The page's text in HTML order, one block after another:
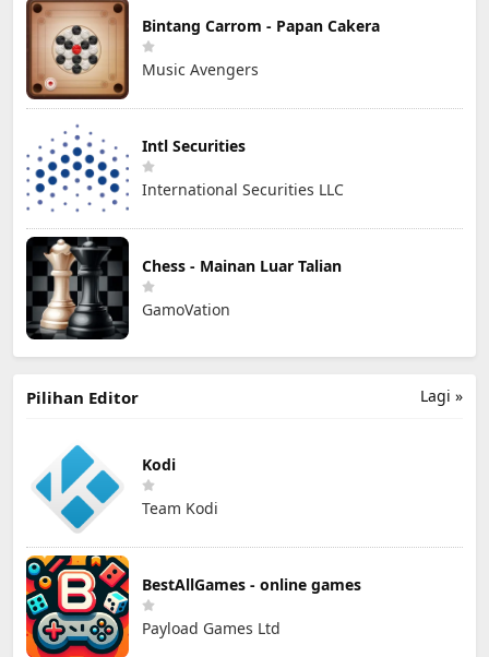
Bintang Carrom - Papan Cakera
Music Avengers
Intl Securities
International Securities LLC
Chess - Mainan Luar Talian
GamoVation
Lagi »
Pilihan Editor
Kodi
Team Kodi
BestAllGames - online games
Payload Games Ltd